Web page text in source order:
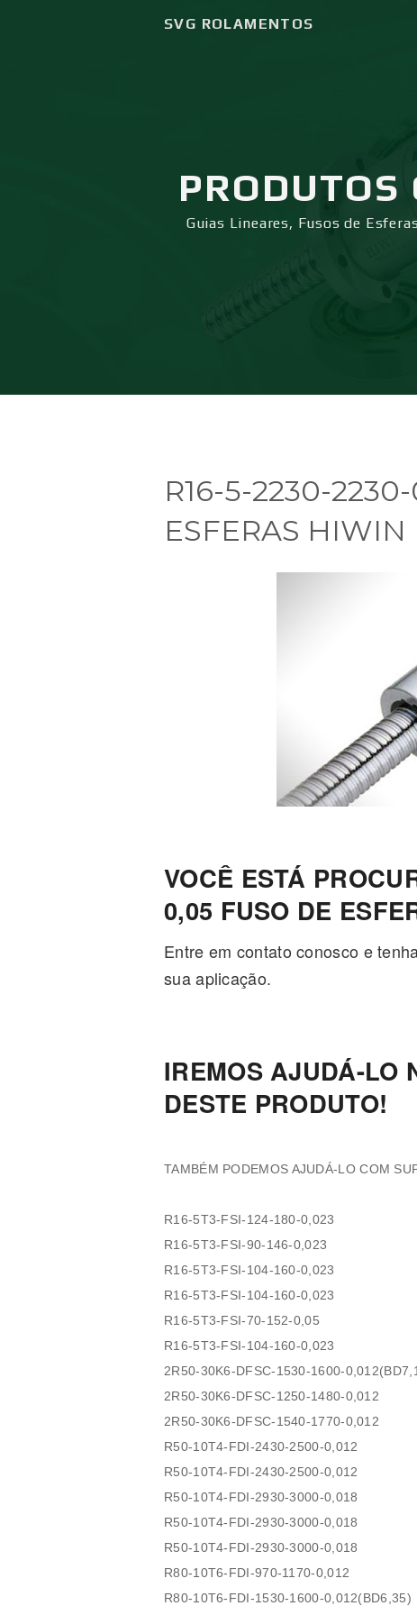
SVG ROLAMENTOS
PRODUTOS
Guias Lineares, Fusos de
R16-5-2230-
ESFERAS HIWIN
VOCÊ ESTÁ
0,05 FUSO DE
Entre em contato conosco e
sua aplicação.
IREMOS AJUDÁ-LO
DESTE PRODUTO!
TAMBÉM PODEMOS AJUDÁ-LO COM
R16-5T3-FSI-124-180-0,023
R16-5T3-FSI-90-146-0,023
R16-5T3-FSI-104-160-0,023
R16-5T3-FSI-104-160-0,023
R16-5T3-FSI-70-152-0,05
R16-5T3-FSI-104-160-0,023
2R50-30K6-DFSC-1530-1600-
2R50-30K6-DFSC-1250-1480-0,012
2R50-30K6-DFSC-1540-1770-0,012
R50-10T4-FDI-2430-2500-0,012
R50-10T4-FDI-2430-2500-0,012
R50-10T4-FDI-2930-3000-0,018
R50-10T4-FDI-2930-3000-0,018
R50-10T4-FDI-2930-3000-0,018
R80-10T6-FDI-970-1170-0,012
R80-10T6-FDI-1530-1600-0,012(BD6,35)